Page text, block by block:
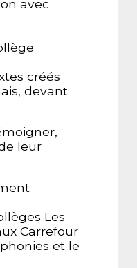
avec
créés
devant
leur
Les
Carrefour
et le